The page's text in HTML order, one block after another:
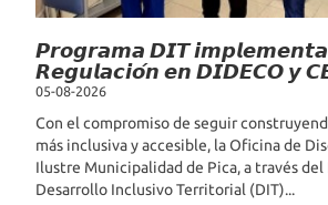
𝙋𝙧𝙤𝙜𝙧𝙖𝙢𝙖 𝘿𝙄𝙏 𝙞𝙢𝙥𝙡𝙚𝙢𝙚𝙣𝙩𝙖
𝙍𝙚𝙜𝙪𝙡𝙖𝙘𝙞𝙤́𝙣 𝙚𝙣 𝘿𝙄𝘿𝙀𝘾𝙊 𝙮
05-08-2026
Con el compromiso de seguir
más inclusiva y accesible, la Oficina de
Ilustre Municipalidad de Pica, a través del
Desarrollo Inclusivo Territorial (DIT)...